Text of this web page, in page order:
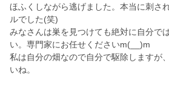
ほふくしながら逃げました。本当に刺さ
ルでした(笑)
みなさんは巣を見つけても絶対に自分で
い。専門家にお任せくださいm(__)m
私は自分の畑なので自分で駆除しますが
いね。